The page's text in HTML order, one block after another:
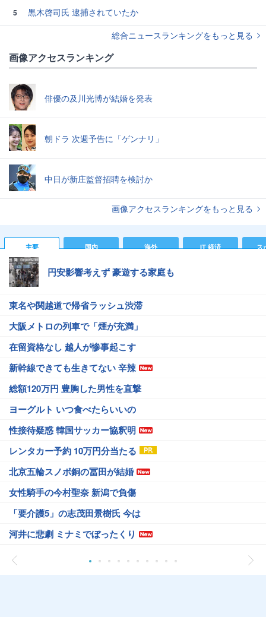
5
黒木啓司氏 逮捕されていたか
総合ニュースランキングをもっと見る
画像アクセスランキング
俳優の及川光博が結婚を発表
朝ドラ 次週予告に「ゲンナリ」
中日が新庄監督招聘を検討か
画像アクセスランキングをもっと見る
主要 国内 海外 IT 経済 ス
円安影響考えず 豪遊する家庭も
東名や関越道で帰省ラッシュ渋滞
大阪メトロの列車で「煙が充満」
在留資格なし 越人が惨事起こす
新幹線できても生きてない 辛辣
総額120万円 豊胸した男性を直撃
ヨーグルト いつ食べたらいいの
性接待疑惑 韓国サッカー協釈明
レンタカー予約 10万円分当たる
北京五輪スノボ銅の冨田が結婚
女性騎手の今村聖奈 新潟で負傷
「要介護5」の志茂田景樹氏 今は
河井に悲劇 ミナミでぼったくり